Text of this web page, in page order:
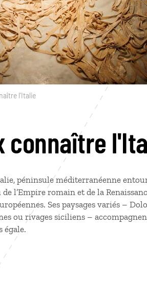
l'Italie
connaître
péninsule méditerranéenne
de l’Empire romain et de la
Ses paysages variés –
ou rivages siciliens –
égale.